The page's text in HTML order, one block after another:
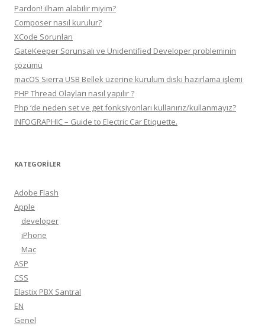
Pardon! ilham alabilir miyim?
Composer nasıl kurulur?
XCode Sorunları
GateKeeper Sorunsalı ve Unidentified Developer probleminin
çözümü
macOS Sierra USB Bellek üzerine kurulum diski hazırlama işlemi
PHP Thread Olayları nasıl yapılır ?
Php ‘de neden set ve get fonksiyonları kullanırız/kullanmayız?
INFOGRAPHIC – Guide to Electric Car Etiquette.
KATEGORILER
Adobe Flash
Apple
developer
iPhone
Mac
ASP
CSS
Elastix PBX Santral
EN
Genel